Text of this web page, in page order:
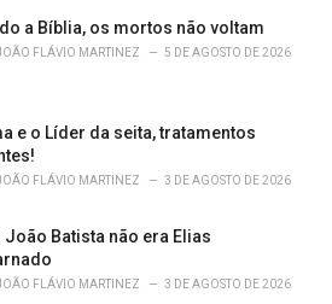
a Bíblia, os mortos não voltam
FLÁVIO MARTINEZ 5 DE AGOSTO DE 2026
e o Líder da seita, tratamentos
FLÁVIO MARTINEZ 3 DE AGOSTO DE 2026
João Batista não era Elias
FLÁVIO MARTINEZ 3 DE AGOSTO DE 2026